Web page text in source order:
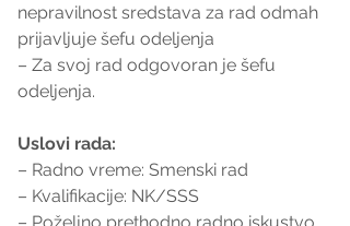
nepravilnost sredstava za rad odmah
prijavljuje šefu odeljenja
– Za svoj rad odgovoran je šefu
odeljenja.
Uslovi rada:
– Radno vreme: Smenski rad
– Kvalifikacije: NK/SSS